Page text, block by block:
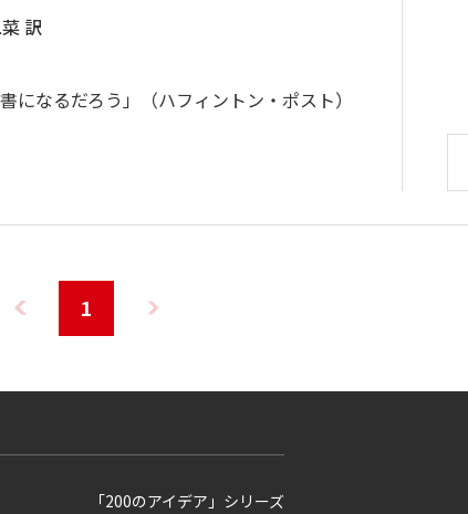
訳
になるだろう」（ハフィントン・ポスト）
1
「200のアイデア」シリーズ